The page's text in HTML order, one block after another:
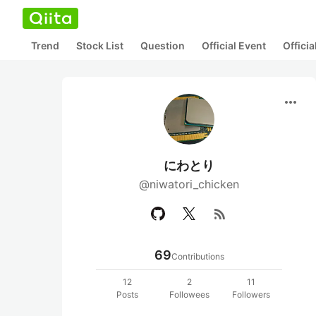
Trend Stock List Question Official Event
more_horiz
にわとり
@niwatori_chicken
rss_feed
69Contributions
12
Posts
2
Followees
11
Followers